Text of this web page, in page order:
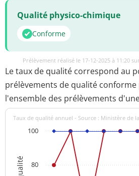
Qualité physico-chimique
Conforme
Prélèvement réalisé le 17-12-2025 à 11:20
Le taux de qualité correspond au
prélèvements de qualité
l'ensemble des prélèvements
Taux de qualité annuel - Source : Ministère de
80
100